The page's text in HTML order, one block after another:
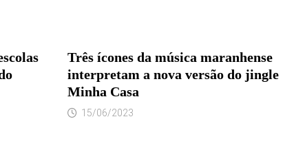
Três ícones da música maranhense
interpretam a nova versão do jingle
Minha Casa
15/06/2023